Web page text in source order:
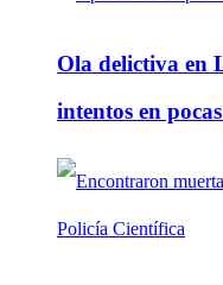
Ola delictiva en
intentos en